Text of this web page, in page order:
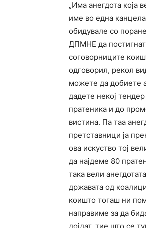
„Има анегдота која
име во една
обидувале со
ДПМНЕ да постигнат
соговорниците
одговорил, рекол
можете да добиете
дадете некој
пратеника и до
вистина. Па таа
претставници ја
ова искуство тој
да најдеме 80
така вели
државата од
коишто тогаш ни
направиме за да